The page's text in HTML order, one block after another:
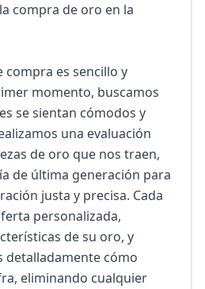
compra de oro en la
es sencillo y
momento, buscamos
se sientan cómodos y
una evaluación
de oro que nos traen,
de última generación para
justa y precisa. Cada
personalizada,
de su oro, y
detalladamente cómo
eliminando cualquier